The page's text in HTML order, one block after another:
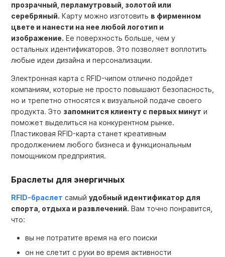
прозрачный, перламутровый, золотой или
серебряный. Карту можно изготовить в фирменном
цвете и нанести на нее любой логотип и
изображение. Ее поверхность больше, чем у
остальных идентификаторов. Это позволяет воплотить
любые идеи дизайна и персонализации.
Электронная карта с RFID-чипом отлично подойдет
компаниям, которые не просто повышают безопасность,
но и трепетно относятся к визуальной подаче своего
продукта. Это запомнится клиенту с первых минут и
поможет выделиться на конкурентном рынке.
Пластиковая RFID-карта станет креативным
продолжением любого бизнеса и функциональным
помощником предприятия.
Браслеты для энергичных
RFID-браслет самый удобный идентификатор для
спорта, отдыха и развлечений. Вам точно понравится,
что:
вы не потратите время на его поиски
он не слетит с руки во время активности